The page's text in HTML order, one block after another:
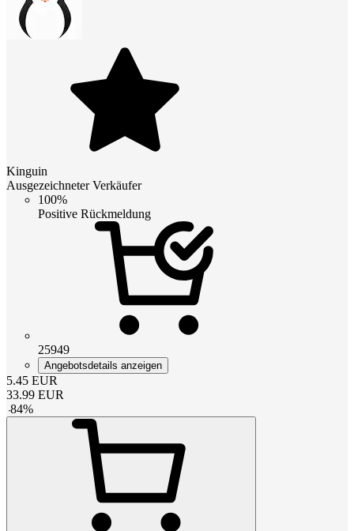
Kinguin
Ausgezeichneter Verkäufer
100%
Positive Rückmeldung
25949
Angebotsdetails anzeigen
5.45 EUR
33.99 EUR
-84%